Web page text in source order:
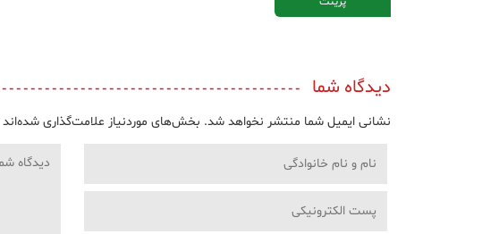
دیدگاه شما
نشانی ایمیل شما منتشر نخواهد شد. بخش‌های موردنیاز علامت‌گذاری شده‌اند